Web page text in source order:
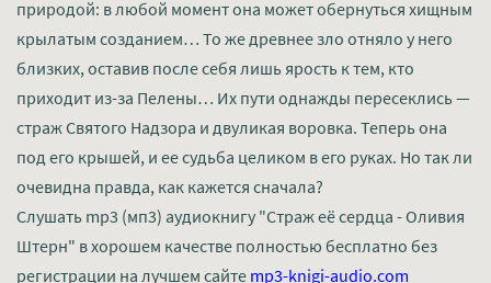
природой: в любой момент она может обернуться хищным
крылатым созданием… То же древнее зло отняло у него
близких, оставив после себя лишь ярость к тем, кто
приходит из-за Пелены… Их пути однажды пересеклись —
страж Святого Надзора и двуликая воровка. Теперь она
под его крышей, и ее судьба целиком в его руках. Но так ли
очевидна правда, как кажется сначала?
Слушать mp3 (мп3) аудиокнигу "Страж её сердца - Оливия
Штерн" в хорошем качестве полностью бесплатно без
регистрации на лучшем сайте mp3-knigi-audio.com